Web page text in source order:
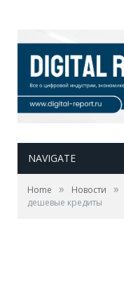
NAVIGATE
Home » Новости »
дешевые кредиты